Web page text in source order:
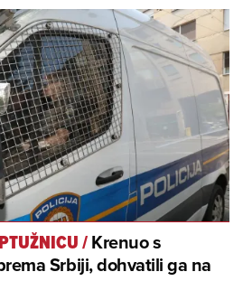
/Krenuo s
Srbiji, dohvatili ga na